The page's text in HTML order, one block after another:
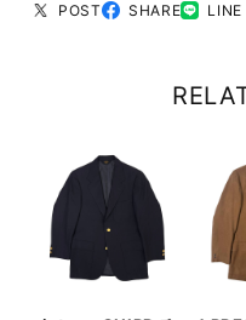
POST SHARE LINE